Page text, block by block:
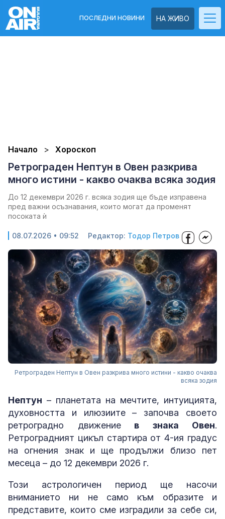
НА ЖИВО
ПОСЛЕДНИ НОВИНИ
Начало Хороскоп
Ретрограден Нептун в Овен разкрива
много истини - какво очаква всяка зодия
До 12 декември 2026 г. всяка зодия ще бъде изправена
пред важни осъзнавания, които могат да променят
посоката ѝ
08.07.2026 • 09:52 Редактор: Тодор Петров
Ретрограден Нептун в Овен разкрива много истини - какво очаква
всяка зодия
Нептун – планетата на мечтите, интуицията,
духовността и илюзиите – започва своето
ретроградно движениев знака Овен.
Ретроградният цикъл стартира от 4-ия градус
на огнения знак и ще продължи близо пет
месеца – до 12 декември 2026 г.
Този астрологичен период ще насочи
вниманието ни не само към образите и
представите, които сме изградили за себе си,